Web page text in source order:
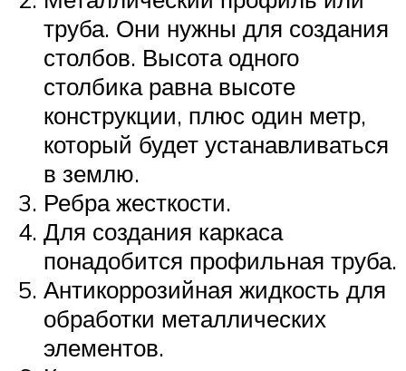
труба. Они нужны для создания
столбов. Высота одного
столбика равна высоте
конструкции, плюс один метр,
который будет устанавливаться
в землю.
Ребра жесткости.
Для создания каркаса
понадобится профильная труба.
Антикоррозийная жидкость для
обработки металлических
элементов.